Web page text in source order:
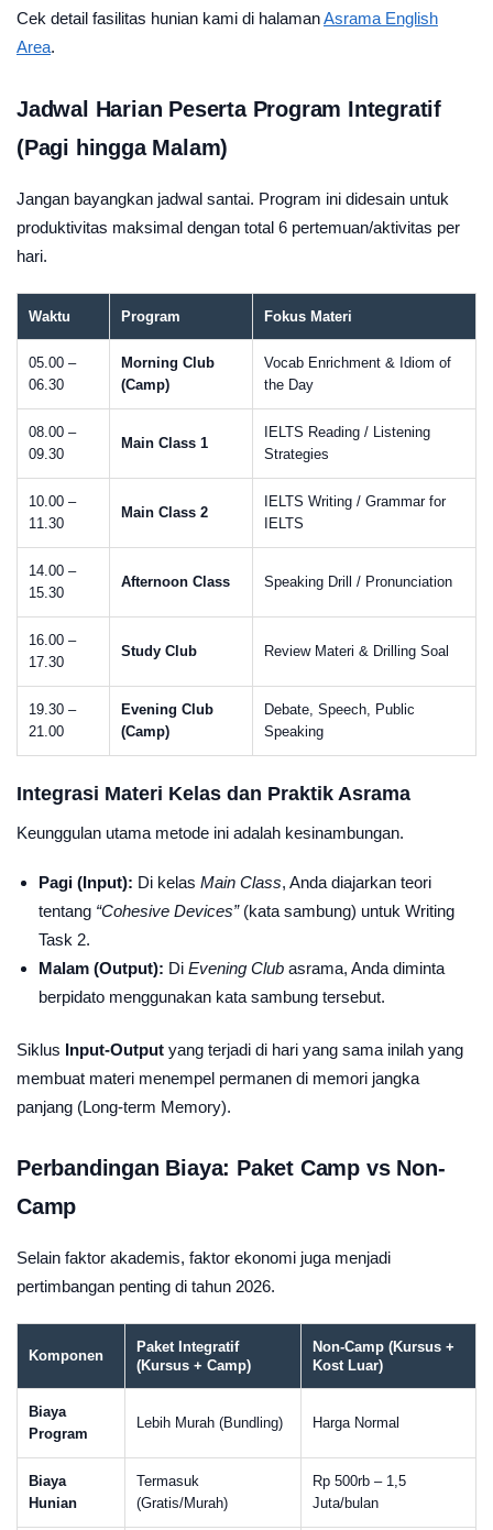
Cek detail fasilitas hunian kami di halamanAsrama English
Area.
Jadwal Harian Peserta Program Integratif
(Pagi hingga Malam)
Jangan bayangkan jadwal santai. Program ini didesain untuk
produktivitas maksimal dengan total 6 pertemuan/aktivitas per
hari.
Waktu Program Fokus Materi
05.00 –
06.30
Morning Club
(Camp)
Vocab Enrichment & Idiom of
the Day
08.00 –
09.30
Main Class 1
IELTS Reading / Listening
Strategies
10.00 –
11.30
Main Class 2
IELTS Writing / Grammar for
IELTS
14.00 –
15.30
Afternoon Class Speaking Drill / Pronunciation
16.00 –
17.30
Study Club Review Materi & Drilling Soal
19.30 –
21.00
Evening Club
(Camp)
Debate, Speech, Public
Speaking
Integrasi Materi Kelas dan Praktik Asrama
Keunggulan utama metode ini adalah kesinambungan.
Pagi (Input): Di kelas Main Class, Anda diajarkan teori
tentang “Cohesive Devices”(kata sambung) untuk Writing
Task 2.
Malam (Output): Di Evening Club asrama, Anda diminta
berpidato menggunakan kata sambung tersebut.
Siklus Input-Output yang terjadi di hari yang sama inilah yang
membuat materi menempel permanen di memori jangka
panjang (Long-term Memory).
Perbandingan Biaya: Paket Camp vs Non-
Camp
Selain faktor akademis, faktor ekonomi juga menjadi
pertimbangan penting di tahun 2026.
Komponen
Paket Integratif
(Kursus + Camp)
Non-Camp (Kursus +
Kost Luar)
Biaya
Program
Lebih Murah (Bundling) Harga Normal
Biaya
Hunian
Termasuk
(Gratis/Murah)
Rp 500rb – 1,5
Juta/bulan